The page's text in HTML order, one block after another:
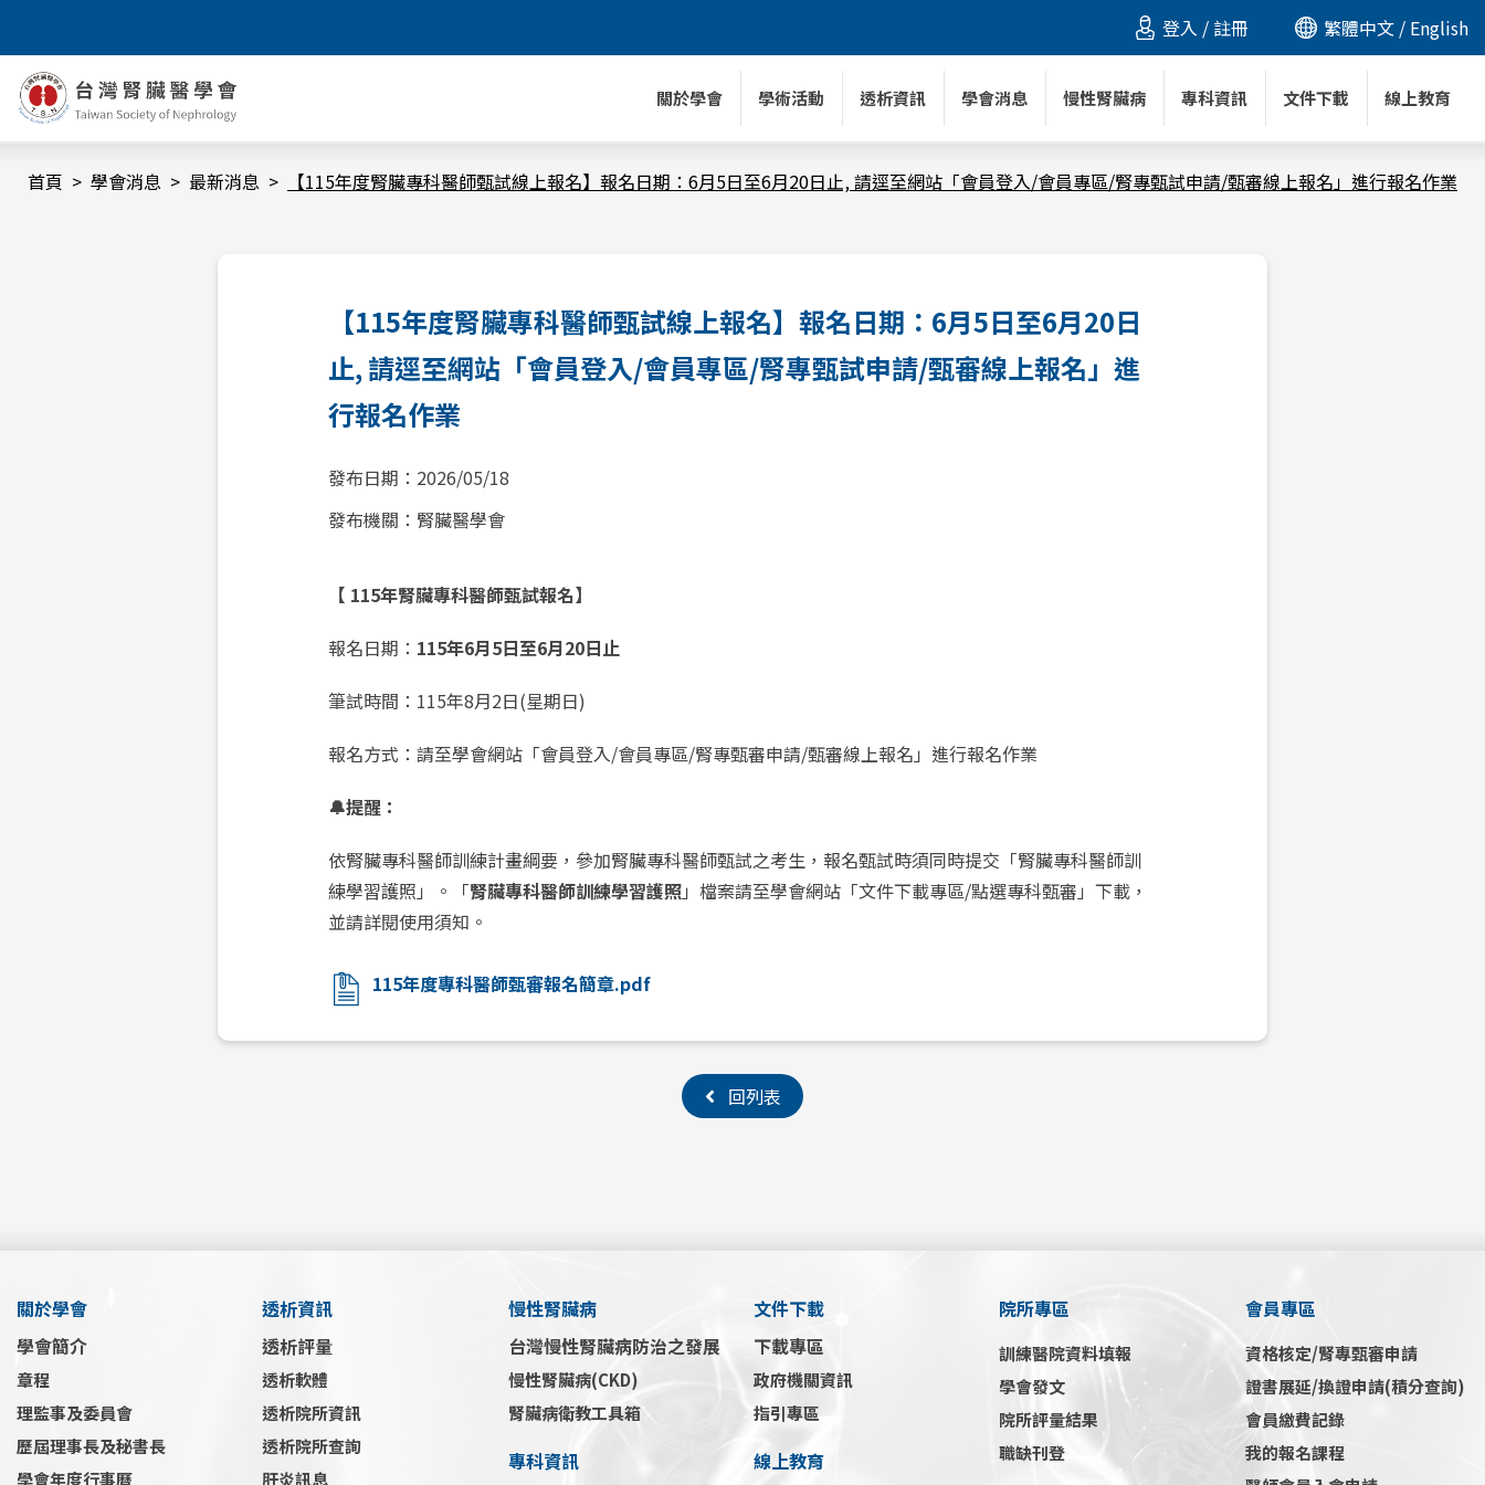
登入 / 註冊 繁體中文 / English
關於學會 學術活動 透析資訊 學會消息 慢性腎臟病 專科資訊 文件下載 線上教育
首頁 學會消息 最新消息 【115年度腎臟專科醫師甄試線上報名】報名日期：6月5日至6月20日止, 請逕至網站「會員登入/會員專區/腎專甄試申請/甄審線上報名」進行報名作業
【115年度腎臟專科醫師甄試線上報名】報名日期：6月5日至6月20日
止, 請逕至網站「會員登入/會員專區/腎專甄試申請/甄審線上報名」進
行報名作業
發布日期： 2026/05/18
發布機關： 腎臟醫學會
【 115年腎臟專科醫師甄試報名】
報名日期： 115年6月5日至6月20日止
筆試時間：115年8月2日(星期日)
報名方式：請至學會網站「會員登入/會員專區/腎專甄審申請/甄審線上報名」進行報名作業
🔔提醒：
依腎臟專科醫師訓練計畫綱要，參加腎臟專科醫師甄試之考生，報名甄試時須同時提交「腎臟專科醫師訓
練學習護照」。「腎臟專科醫師訓練學習護照」檔案請至學會網站「文件下載專區/點選專科甄審」下載，
並請詳閱使用須知。
115年度專科醫師甄審報名簡章.pdf
回列表
關於學會
學會簡介
章程
理監事及委員會
歷屆理事長及秘書長
學會年度行事曆
透析資訊
透析評量
透析軟體
透析院所資訊
透析院所查詢
肝炎訊息
慢性腎臟病
台灣慢性腎臟病防治之發展
慢性腎臟病(CKD)
腎臟病衛教工具箱
專科資訊
文件下載
下載專區
政府機關資訊
指引專區
線上教育
院所專區
訓練醫院資料填報
學會發文
院所評量結果
職缺刊登
會員專區
資格核定/腎專甄審申請
證書展延/換證申請(積分查詢)
會員繳費記錄
我的報名課程